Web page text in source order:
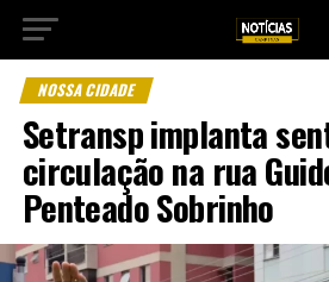
NOSSA CIDADE
Setransp implanta
circulação na rua
Penteado Sobrinho